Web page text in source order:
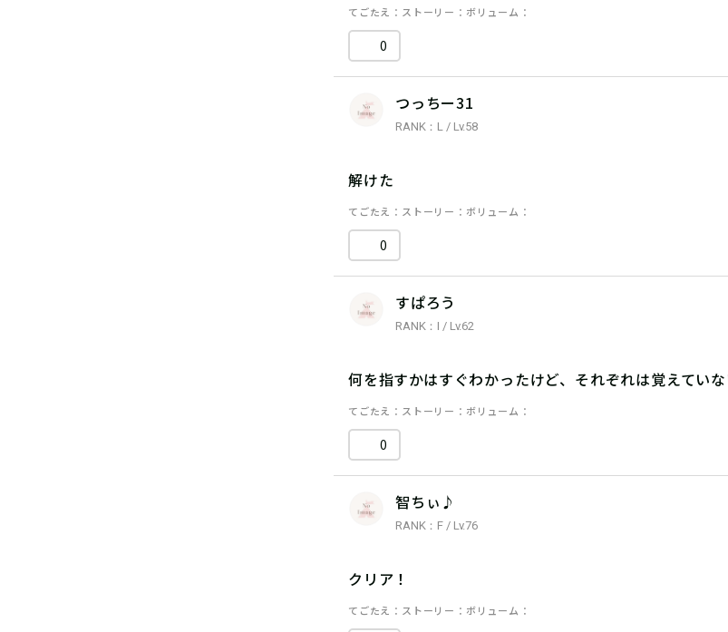
てごたえ ストーリー ボリューム
0
つっちー31
RANK：L / Lv.58
解けた
てごたえ ストーリー ボリューム
0
すぱろう
RANK：I / Lv.62
何を指すかはすぐわかったけど、それぞれは覚えてい
てごたえ ストーリー ボリューム
0
智ちぃ♪
RANK：F / Lv.76
クリア！
てごたえ ストーリー ボリューム